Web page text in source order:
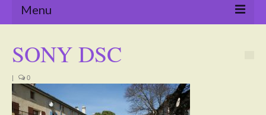
Menu
La Mairie
Le village
SONY DSC
| 0